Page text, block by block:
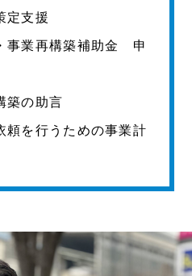
定支援
事業再構築補助金 申
築の助言
頼を行うための事業計